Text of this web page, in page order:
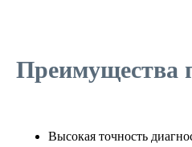
Преимущества
Высокая точность